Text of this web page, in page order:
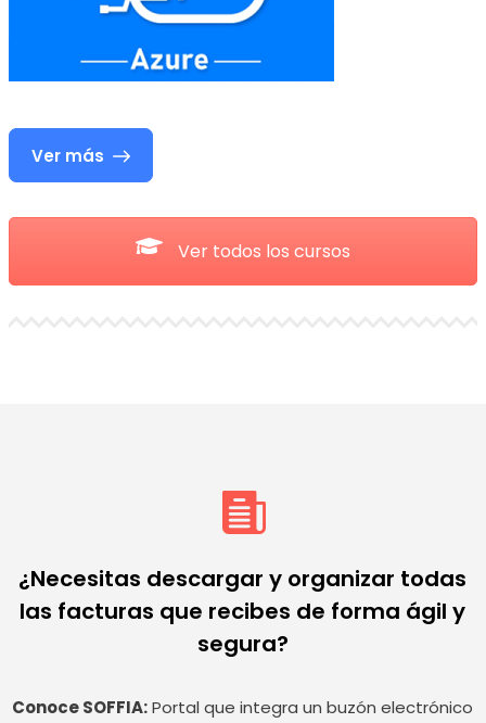
Ver más
Ver todos los cursos
¿Necesitas descargar y organizar todas
las facturas que recibes de forma ágil y
segura?
Conoce SOFFIA:Portal que integra un buzón electrónico